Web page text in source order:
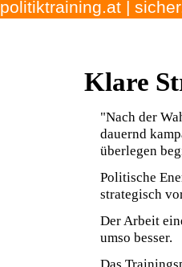
politiktraining.at |
Klare
"Nach der
dauernd
überlegen
Politische
strategisch
Der Arbeit
umso besser.